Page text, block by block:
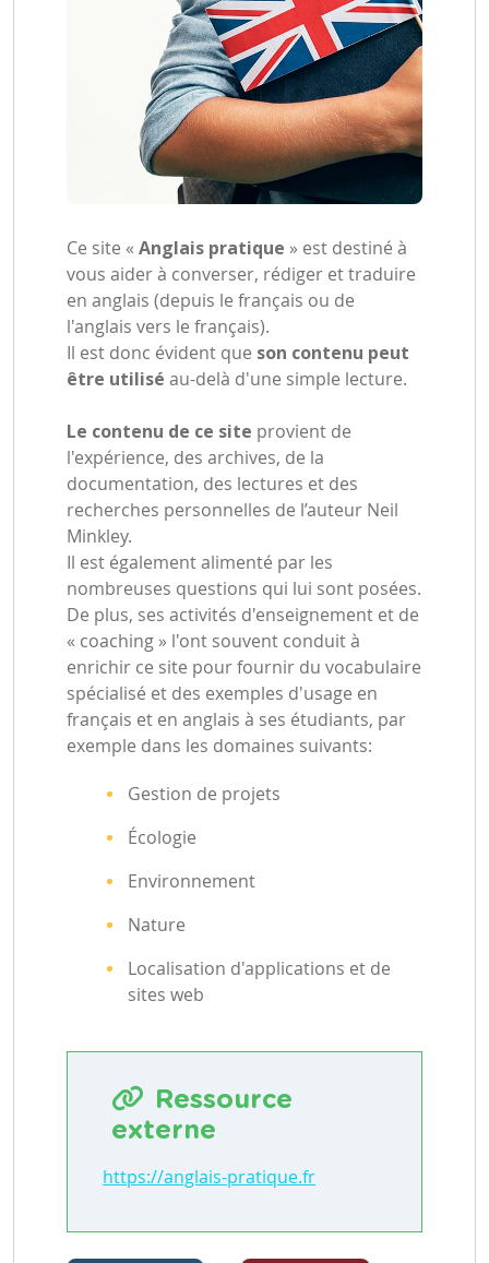
Ce site « Anglais pratique » est destiné à
vous aider à converser, rédiger et traduire
en anglais (depuis le français ou de
l'anglais vers le français).
Il est donc évident que son contenu peut
être utilisé au-delà d'une simple lecture.
Le contenu de ce site provient de
l'expérience, des archives, de la
documentation, des lectures et des
recherches personnelles de l’auteur Neil
Minkley.
Il est également alimenté par les
nombreuses questions qui lui sont posées.
De plus, ses activités d'enseignement et de
« coaching » l'ont souvent conduit à
enrichir ce site pour fournir du vocabulaire
spécialisé et des exemples d'usage en
français et en anglais à ses étudiants, par
exemple dans les domaines suivants:
Gestion de projets
Écologie
Environnement
Nature
Localisation d'applications et de
sites web
Ressource
externe
https://anglais-pratique.fr